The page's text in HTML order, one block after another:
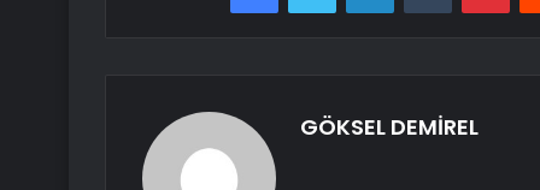
GÖKSEL DEMİREL